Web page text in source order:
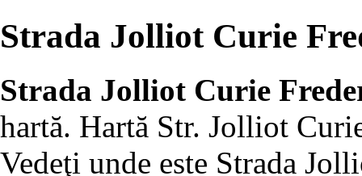
Strada Jolliot Curie
Strada Jolliot Curie
hartă. Hartă Str. Jolliot
Vedeţi unde este Strada